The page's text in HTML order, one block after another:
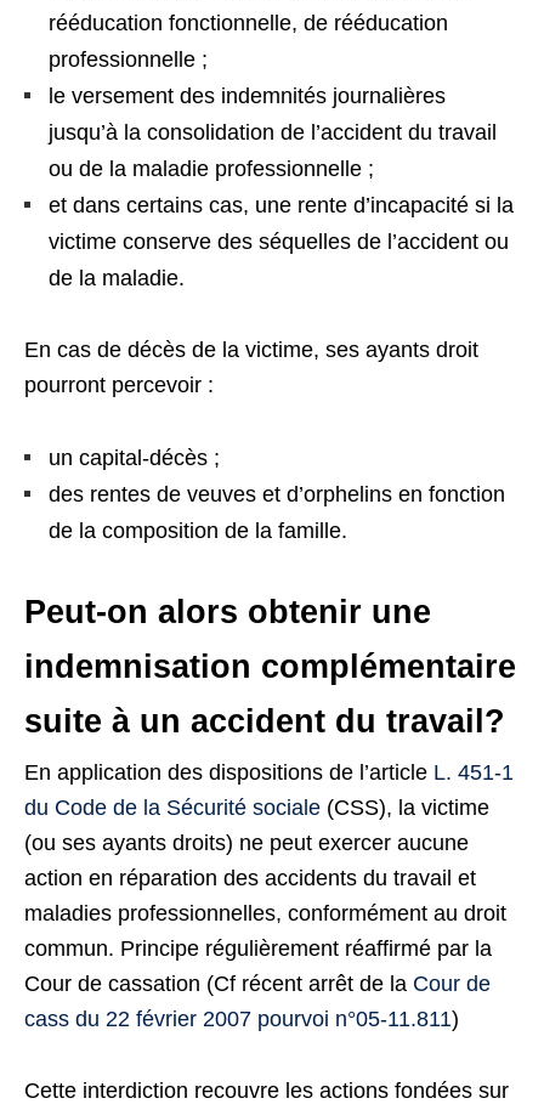
rééducation fonctionnelle, de rééducation
professionnelle ;
le versement des indemnités journalières
jusqu’à la consolidation de l’accident du travail
ou de la maladie professionnelle ;
et dans certains cas, une rente d’incapacité si la
victime conserve des séquelles de l’accident ou
de la maladie.
En cas de décès de la victime, ses ayants droit
pourront percevoir :
un capital-décès ;
des rentes de veuves et d’orphelins en fonction
de la composition de la famille.
Peut-on alors obtenir une
indemnisation complémentaire
suite à un accident du travail?
En application des dispositions de l’article L. 451-1
du Code de la Sécurité sociale (CSS), la victime
(ou ses ayants droits) ne peut exercer aucune
action en réparation des accidents du travail et
maladies professionnelles, conformément au droit
commun. Principe régulièrement réaffirmé par la
Cour de cassation (Cf récent arrêt de la Cour de
cass du 22 février 2007 pourvoi n°05-11.811)
Cette interdiction recouvre les actions fondées sur